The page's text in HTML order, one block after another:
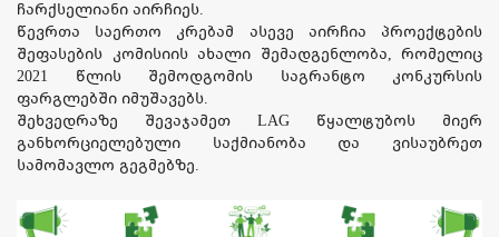
ჩარქსელიანი აირჩიეს.
წევრთა საერთო კრებამ ასევე აირჩია პროექტების
შეფასების კომისიის ახალი შემადგენლობა, რომელიც
2021 წლის შემოდგომის საგრანტო კონკურსის
ფარგლებში იმუშავებს.
შეხვედრაზე შევაჯამეთ LAG წყალტუბოს მიერ
განხორციელებული საქმიანობა და ვისაუბრეთ
სამომავლო გეგმებზე.